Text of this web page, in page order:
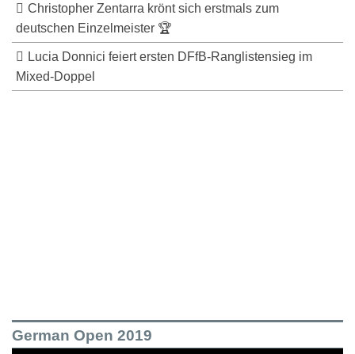
Christopher Zentarra krönt sich erstmals zum
deutschen Einzelmeister 🏆
Lucia Donnici feiert ersten DFfB-Ranglistensieg im
Mixed-Doppel
German Open 2019